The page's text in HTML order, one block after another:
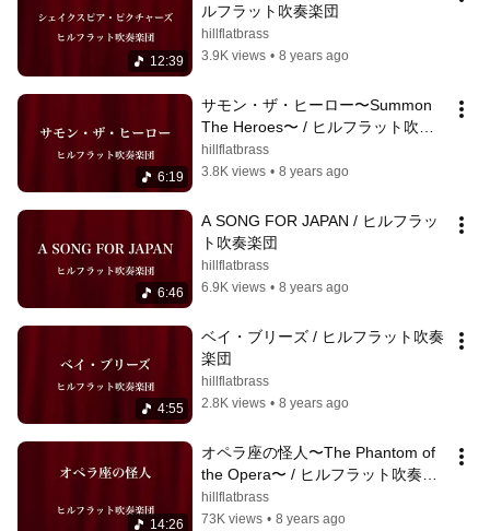
12:39
ルフラット吹奏楽団
hillflatbrass
3.9K views • 8 years ago
6:19
サモン・ザ・ヒーロー〜Summon
The Heroes〜 / ヒルフラット吹奏
楽団
hillflatbrass
3.8K views • 8 years ago
6:46
A SONG FOR JAPAN / ヒルフラッ
ト吹奏楽団
hillflatbrass
6.9K views • 8 years ago
4:55
ベイ・ブリーズ / ヒルフラット吹奏
楽団
hillflatbrass
2.8K views • 8 years ago
14:26
オペラ座の怪人〜The Phantom of
the Opera〜 / ヒルフラット吹奏楽
団
hillflatbrass
73K views • 8 years ago